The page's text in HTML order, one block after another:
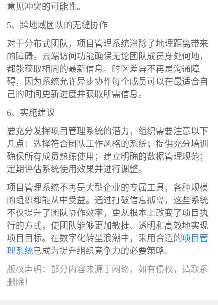
意见冲突的可能性。
5、跨地域团队的无缝协作
对于分布式团队，项目管理系统消除了地理距离带来
的障碍。云端访问功能确保无论团队成员身处何地，
都能获取相同的最新信息。时区差异不再是沟通障
碍，因为系统允许异步协作每个成员可以在最适合自
己的时间更新进度并获取所需信息。
6、实施建议
要充分发挥项目管理系统的潜力，组织需要注意以下
几点：选择符合团队工作风格的系统；提供充分培训
确保所有成员熟练使用；建立明确的数据管理规范；
定期评估系统使用效果并进行调整。
项目管理系统不再是大型企业的专属工具，各种规模
的组织都能从中受益。通过打破信息孤岛，这些系统
不仅提升了团队协作效率，更从根本上改变了项目执
行的方式，使团队能够更加敏捷、透明和高效地实现
项目目标。在数字化转型浪潮中，采用合适的项目管
理系统已成为提升组织竞争力的必要策略。
版权声明：部分内容来源于网络，如有侵权，请联系
删除！